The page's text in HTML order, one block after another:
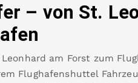
– von St.
am Forst zum
Flughafenshuttel